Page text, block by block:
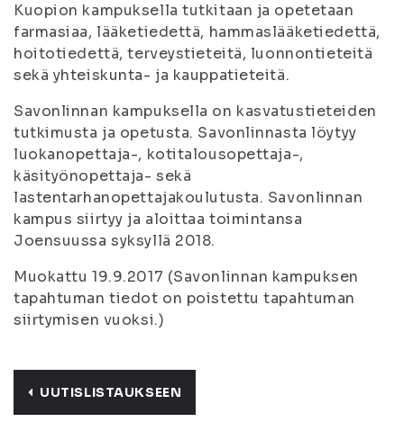
Kuopion kampuksella tutkitaan ja opetetaan
farmasiaa, lääketiedettä, hammaslääketiedettä,
hoitotiedettä, terveystieteitä, luonnontieteitä
sekä yhteiskunta- ja kauppatieteitä.
Savonlinnan kampuksella on kasvatustieteiden
tutkimusta ja opetusta. Savonlinnasta löytyy
luokanopettaja-, kotitalousopettaja-,
käsityönopettaja- sekä
lastentarhanopettajakoulutusta. Savonlinnan
kampus siirtyy ja aloittaa toimintansa
Joensuussa syksyllä 2018.
Muokattu 19.9.2017 (Savonlinnan kampuksen
tapahtuman tiedot on poistettu tapahtuman
siirtymisen vuoksi.)
UUTISLISTAUKSEEN